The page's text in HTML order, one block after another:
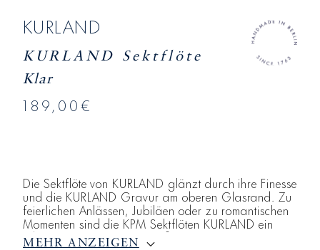
KURLAND
KURLAND Sektflöte
Klar
189,00€
Die Sektflöte von KURLAND glänzt durch ihre Finesse
und die KURLAND Gravur am oberen Glasrand. Zu
feierlichen Anlässen, Jubiläen oder zu romantischen
Momenten sind die KPM Sektflöten KURLAND ein
edles Accessoire zum Anstoßen.
MEHR ANZEIGEN